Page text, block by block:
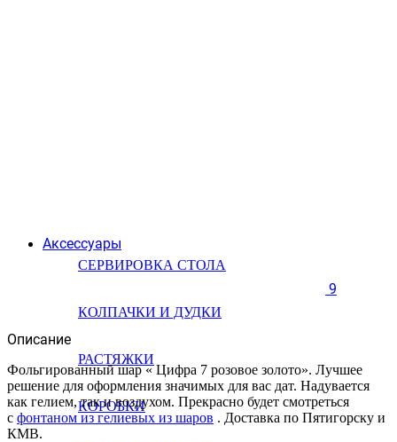
Аксессуары
СЕРВИРОВКА СТОЛА
КОЛПАЧКИ И ДУДКИ
РАСТЯЖКИ
КОРОБКИ
9
Описание
Фольгированный шар « Цифра 7 розовое золото». Лучшее
решение для оформления значимых для вас дат. Надувается
как гелием, так и воздухом. Прекрасно будет смотреться
с фонтаном из гелиевых из шаров . Доставка по Пятигорску и
КМВ.